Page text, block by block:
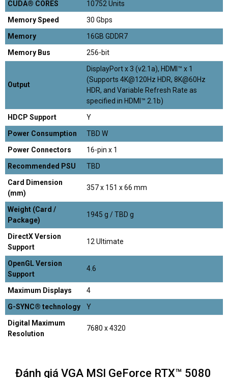
CUDA® CORES
10752 Units
Memory Speed
30 Gbps
Memory
16GB GDDR7
Memory Bus
256-bit
Output
DisplayPort x 3 (v2.1a), HDMI™ x 1
(Supports 4K@120Hz HDR, 8K@60Hz
HDR, and Variable Refresh Rate as
specified in HDMI™ 2.1b)
HDCP Support
Y
Power Consumption
TBD W
Power Connectors
16-pin x 1
Recommended PSU
TBD
Card Dimension
(mm)
357 x 151 x 66 mm
Weight (Card /
Package)
1945 g / TBD g
DirectX Version
Support
12 Ultimate
OpenGL Version
Support
4.6
Maximum Displays
4
G-SYNC® technology
Y
Digital Maximum
Resolution
7680 x 4320
Đánh giá VGA MSI GeForce RTX™ 5080